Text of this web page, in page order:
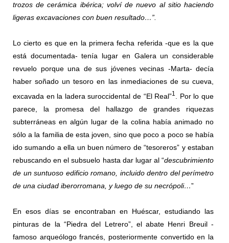
trozos de cerámica ibérica; volví de nuevo al sitio haciendo
ligeras excavaciones con buen resultado…”.
Lo cierto es que en la primera fecha referida -que es la que
está documentada- tenía lugar en Galera un considerable
revuelo porque una de sus jóvenes vecinas -Marta- decía
haber soñado un tesoro en las inmediaciones de su cueva,
excavada en la ladera suroccidental de “El Real”1
. Por lo que
parece, la promesa del hallazgo de grandes riquezas
subterráneas en algún lugar de la colina había animado no
sólo a la familia de esta joven, sino que poco a poco se había
ido sumando a ella un buen número de “tesoreros” y estaban
rebuscando en el subsuelo hasta dar lugar al “descubrimiento
de un suntuoso edificio romano, incluido dentro del perímetro
de una ciudad iberorromana, y luego de su necrópoli…”
En esos días se encontraban en Huéscar, estudiando las
pinturas de la “Piedra del Letrero”, el abate Henri Breuil -
famoso arqueólogo francés, posteriormente convertido en la